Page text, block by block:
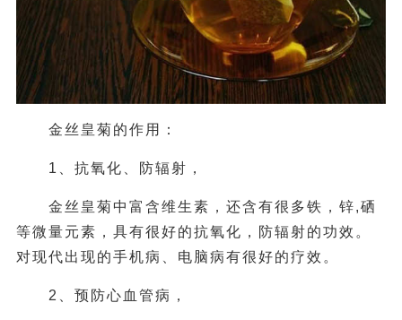
金丝皇菊的作用：
1、抗氧化、防辐射，
金丝皇菊中富含维生素，还含有很多铁，锌,硒
等微量元素，具有很好的抗氧化，防辐射的功效。
对现代出现的手机病、电脑病有很好的疗效。
2、预防心血管病，